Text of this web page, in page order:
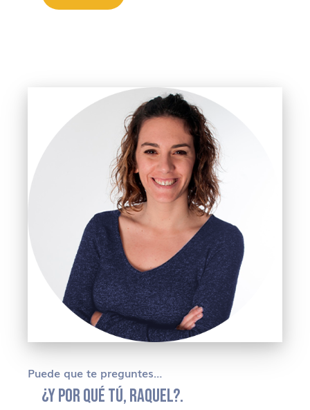
Puede que te preguntes…
¿Y POR QUÉ TÚ, RAQUEL?.